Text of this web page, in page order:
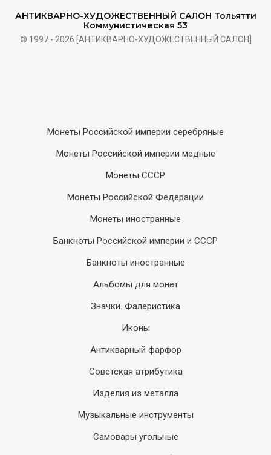
АНТИКВАРНО-ХУДОЖЕСТВЕННЫЙ САЛОН Тольятти
Коммунистическая 53
© 1997 - 2026 [АНТИКВАРНО-ХУДОЖЕСТВЕННЫЙ САЛОН]
Монеты Российской империи серебряные
Монеты Российской империи медные
Монеты СССР
Монеты Российской Федерации
Монеты иностранные
Банкноты Российской империи и СССР
Банкноты иностранные
Альбомы для монет
Значки. Фалеристика
Иконы
Антикварный фарфор
Советская атрибутика
Изделия из металла
Музыкальные инструменты
Самовары угольные